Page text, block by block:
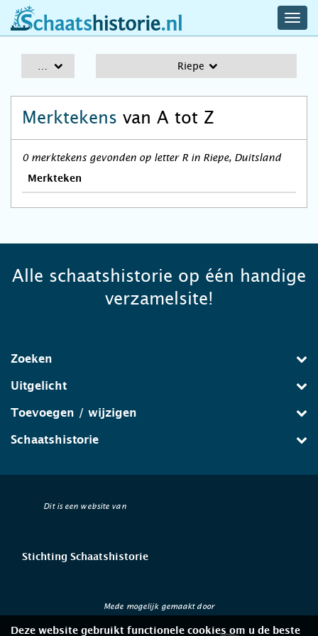
schaatshistorie.nl
Riepe
Merktekens van A tot Z
0 merktekens gevonden op letter R in Riepe, Duitsland
Merkteken
Alle schaatshistorie op één handige
verzamelsite!
Zoeken
Uitgelicht
Toevoegen / wijzigen
Schaatshistorie
Dit is een website van
Stichting Schaatshistorie
Mede mogelijk gemaakt door
Deze website gebruikt functionele cookies om u de beste